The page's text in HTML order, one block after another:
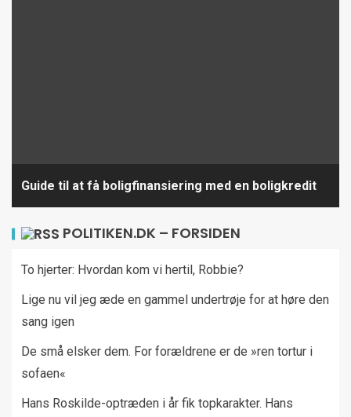
Guide til at få boligfinansiering med en boligkredit
POLITIKEN.DK – FORSIDEN
To hjerter: Hvordan kom vi hertil, Robbie?
Lige nu vil jeg æde en gammel undertrøje for at høre den
sang igen
De små elsker dem. For forældrene er de »ren tortur i
sofaen«
Hans Roskilde-optræden i år fik topkarakter. Hans